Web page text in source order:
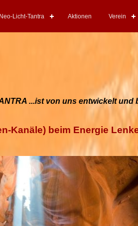
Neo-Licht-Tantra Aktionen Verein
...ist von uns entwickelt und
Kanäle) beim Energie